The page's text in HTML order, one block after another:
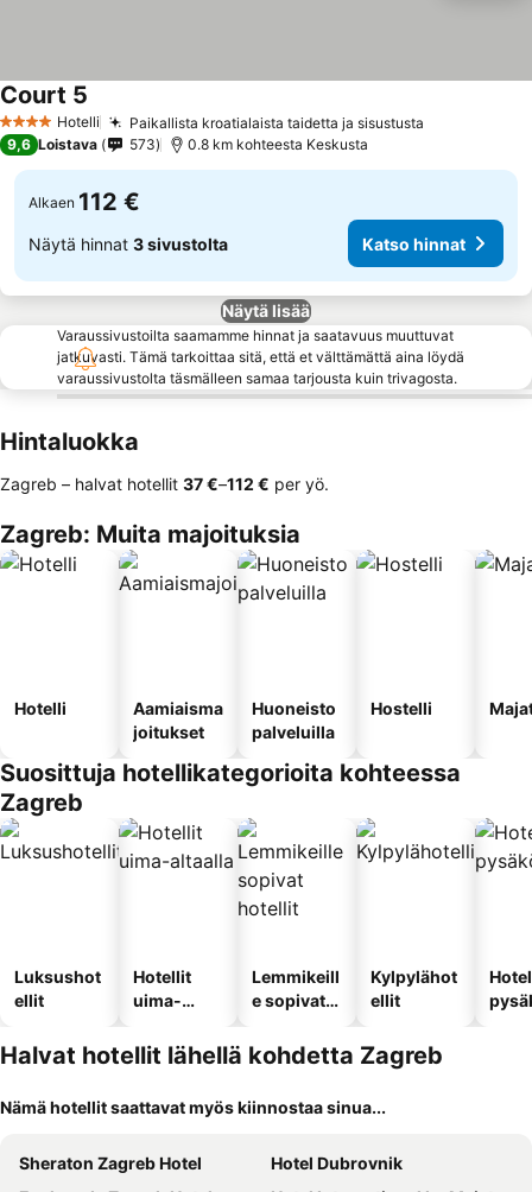
4 Tähtiluokitus
Hotelli Paikallista kroatialaista taidetta ja sisustusta
Court 5
9,6 Loistava 573 0.8 km kohteesta Keskusta
Alkaen 112 €
Näytä hinnat 3 sivustolta Katso hinnat
Näytä lisää
Varaussivustoilta saamamme hinnat ja saatavuus muuttuvat
jatkuvasti. Tämä tarkoittaa sitä, että et välttämättä aina löydä
varaussivustolta täsmälleen samaa tarjousta kuin trivagosta.
Hintaluokka
Zagreb – halvat hotellit ‎37 €–‎112 € per yö.
Zagreb: Muita majoituksia
Hotelli
Aamiaisma
joitukset
Huoneisto
palveluilla
Hostelli
Suosittuja hotellikategorioita kohteessa
Zagreb
Luksushot
ellit
Hotellit
uima-
Lemmikeill
e sopivat
Kylpylähot
ellit
Halvat hotellit lähellä kohdetta Zagreb
Nämä hotellit saattavat myös kiinnostaa sinua...
Sheraton Zagreb Hotel
Hotel Dubrovnik